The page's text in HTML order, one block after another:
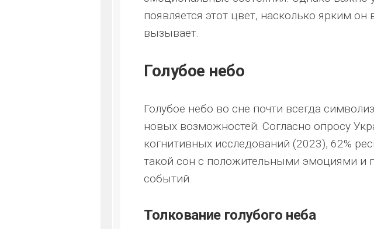
появляется этот цвет, насколько ярким
вызывает.
Голубое небо
Голубое небо во сне почти всегда
новых возможностей. Согласно опросу
когнитивных исследований (2023), 62%
такой сон с положительными эмоциями и
событий.
Толкование голубого неба